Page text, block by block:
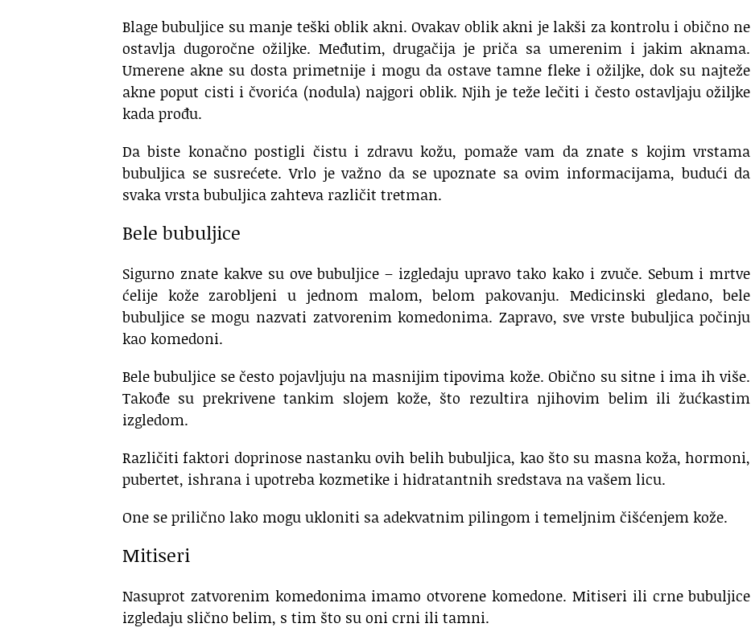
Blage bubuljice su manje teški oblik akni. Ovakav oblik akni je lakši za kontrolu i obično ne
ostavlja dugoročne ožiljke. Međutim, drugačija je priča sa umerenim i jakim aknama.
Umerene akne su dosta primetnije i mogu da ostave tamne fleke i ožiljke, dok su najteže
akne poput cisti i čvorića (nodula) najgori oblik. Njih je teže lečiti i često ostavljaju ožiljke
kada prođu.
Da biste konačno postigli čistu i zdravu kožu, pomaže vam da znate s kojim vrstama
bubuljica se susrećete. Vrlo je važno da se upoznate sa ovim informacijama, budući da
svaka vrsta bubuljica zahteva različit tretman.
Bele bubuljice
Sigurno znate kakve su ove bubuljice – izgledaju upravo tako kako i zvuče. Sebum i mrtve
ćelije kože zarobljeni u jednom malom, belom pakovanju. Medicinski gledano, bele
bubuljice se mogu nazvati zatvorenim komedonima. Zapravo, sve vrste bubuljica počinju
kao komedoni.
Bele bubuljice se često pojavljuju na masnijim tipovima kože. Obično su sitne i ima ih više.
Takođe su prekrivene tankim slojem kože, što rezultira njihovim belim ili žućkastim
izgledom.
Različiti faktori doprinose nastanku ovih belih bubuljica, kao što su masna koža, hormoni,
pubertet, ishrana i upotreba kozmetike i hidratantnih sredstava na vašem licu.
One se prilično lako mogu ukloniti sa adekvatnim pilingom i temeljnim čišćenjem kože.
Mitiseri
Nasuprot zatvorenim komedonima imamo otvorene komedone. Mitiseri ili crne bubuljice
izgledaju slično belim, s tim što su oni crni ili tamni.